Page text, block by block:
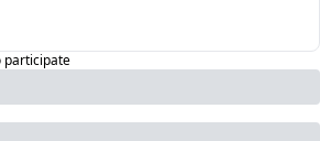
participate